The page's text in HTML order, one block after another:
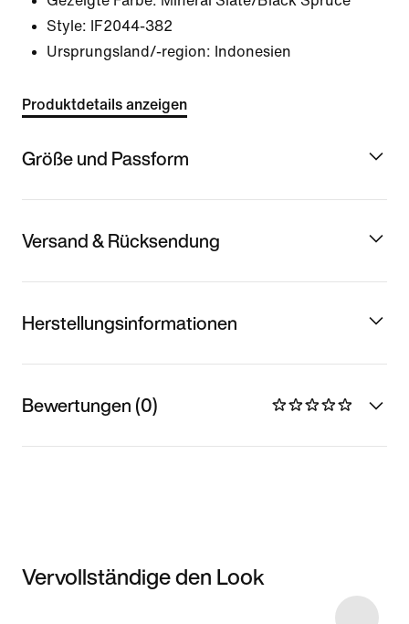
Style:
IF2044-382
Ursprungsland/-region: Indonesien
Produktdetails anzeigen
Größe und Passform
Versand & Rücksendung
Herstellungsinformationen
Bewertungen (0)
Vervollständige den Look